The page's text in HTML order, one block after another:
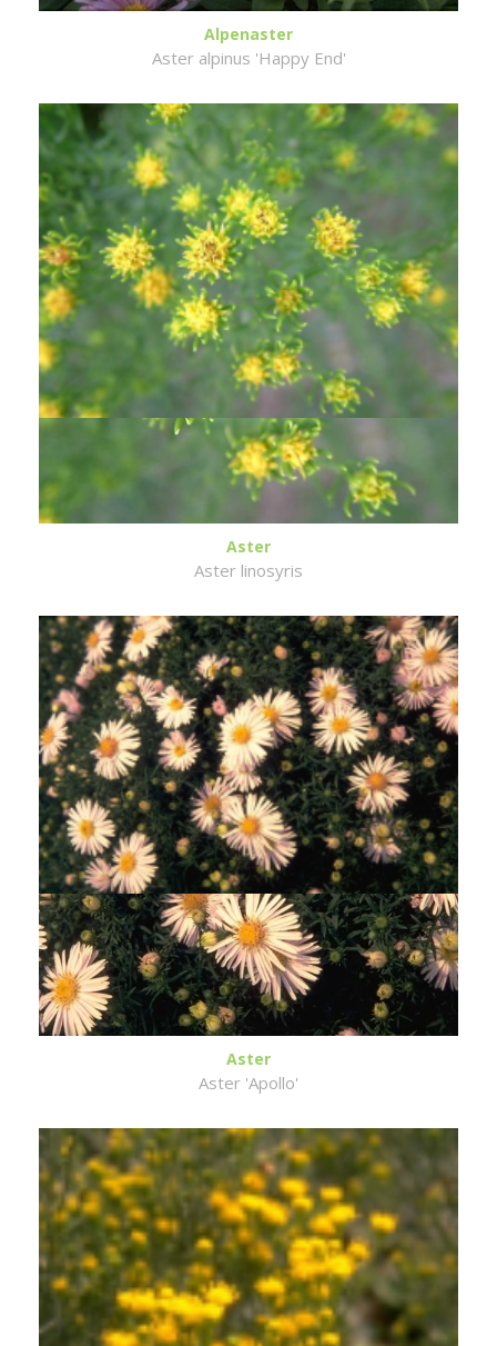
Alpenaster
Aster alpinus 'Happy End'
Aster
Aster linosyris
Aster
Aster 'Apollo'